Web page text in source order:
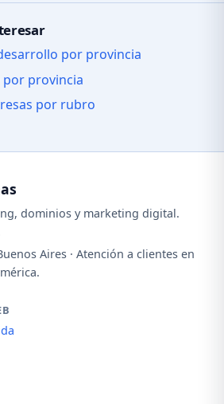
por provincia
por provincia
por rubro
dominios y marketing digital.
Aires · Atención a clientes en